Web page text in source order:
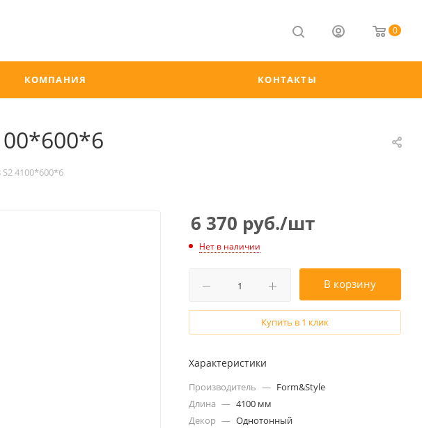
0
КОМПАНИЯ КОНТАКТЫ
4100*600*6
6 370 руб./шт
Нет в наличии
В корзину
Купить в 1 клик
Характеристики
Производитель — Form&Style
Длина — 4100 мм
Декор — Однотонный